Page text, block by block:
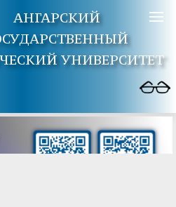
АНГАРСКИЙ
УНИВЕРСИТЕТ